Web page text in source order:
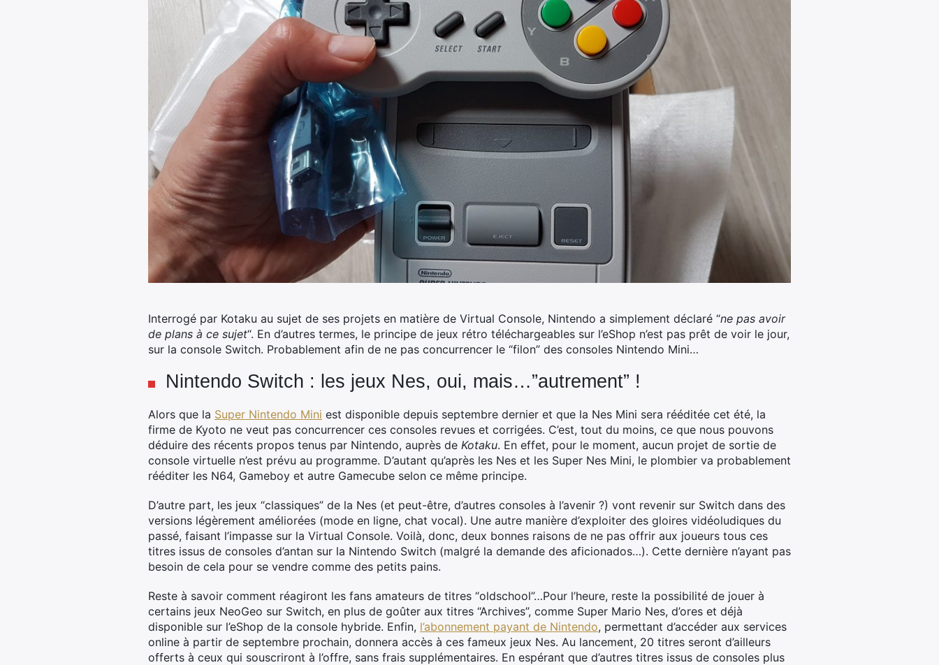
Interrogé par Kotaku au sujet de ses projets en matière de Virtual Console, Nintendo a simplement déclaré “ne pas avoir
de plans à ce sujet“. En d’autres termes, le principe de jeux rétro téléchargeables sur l’eShop n’est pas prêt de voir le jour,
sur la console Switch. Probablement afin de ne pas concurrencer le “filon” des consoles Nintendo Mini…
Nintendo Switch : les jeux Nes, oui, mais…”autrement” !
Alors que la Super Nintendo Mini est disponible depuis septembre dernier et que la Nes Mini sera rééditée cet été, la
firme de Kyoto ne veut pas concurrencer ces consoles revues et corrigées. C’est, tout du moins, ce que nous pouvons
déduire des récents propos tenus par Nintendo, auprès de Kotaku. En effet, pour le moment, aucun projet de sortie de
console virtuelle n’est prévu au programme. D’autant qu’après les Nes et les Super Nes Mini, le plombier va probablement
rééditer les N64, Gameboy et autre Gamecube selon ce même principe.
D’autre part, les jeux “classiques” de la Nes (et peut-être, d’autres consoles à l’avenir ?) vont revenir sur Switch dans des
versions légèrement améliorées (mode en ligne, chat vocal). Une autre manière d’exploiter des gloires vidéoludiques du
passé, faisant l’impasse sur la Virtual Console. Voilà, donc, deux bonnes raisons de ne pas offrir aux joueurs tous ces
titres issus de consoles d’antan sur la Nintendo Switch (malgré la demande des aficionados…). Cette dernière n’ayant pas
besoin de cela pour se vendre comme des petits pains.
Reste à savoir comment réagiront les fans amateurs de titres “oldschool”…Pour l’heure, reste la possibilité de jouer à
certains jeux NeoGeo sur Switch, en plus de goûter aux titres “Archives”, comme Super Mario Nes, d’ores et déjà
disponible sur l’eShop de la console hybride. Enfin, l’abonnement payant de Nintendo, permettant d’accéder aux services
online à partir de septembre prochain, donnera accès à ces fameux jeux Nes. Au lancement, 20 titres seront d’ailleurs
offerts à ceux qui souscriront à l’offre, sans frais supplémentaires. En espérant que d’autres titres issus de consoles plus